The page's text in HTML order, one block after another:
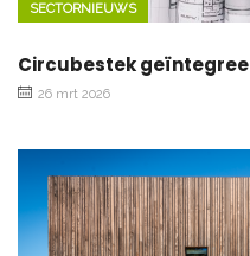
SECTORNIEUWS
Circubestek
26 mrt 2026